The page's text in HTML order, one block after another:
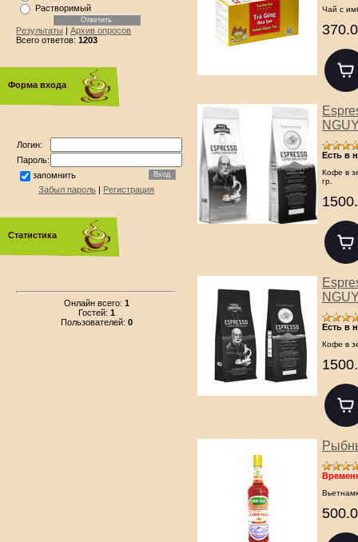
Растворимый
Результаты | Архив опросов
Всего ответов: 1203
Форма входа
Логин:
Пароль:
запомнить
Забыл пароль | Регистрация
Статистика
Онлайн всего: 1
Гостей: 1
Пользователей: 0
Чай с
Есть в
Кофе в
гр.
Есть в
Кофе в